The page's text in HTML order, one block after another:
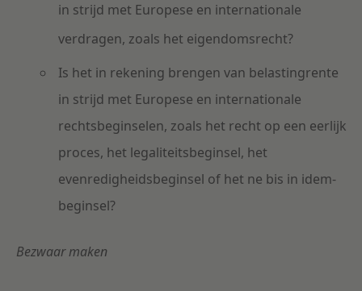
in strijd met Europese en internationale
verdragen, zoals het eigendomsrecht?
Is het in rekening brengen van belastingrente
in strijd met Europese en internationale
rechtsbeginselen, zoals het recht op een eerlijk
proces, het legaliteitsbeginsel, het
evenredigheidsbeginsel of het ne bis in idem-
beginsel?
Bezwaar maken